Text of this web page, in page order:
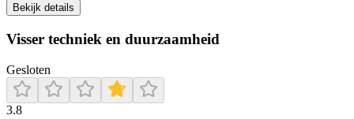
Bekijk details
Visser techniek en duurzaamheid
Gesloten
3.8